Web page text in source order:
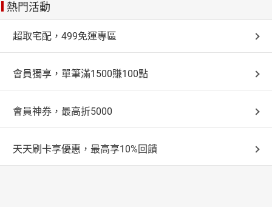
熱門活動
超取宅配，499免運專區
會員獨享，單筆滿1500賺100點
會員神券，最高折5000
天天刷卡享優惠，最高享10%回饋